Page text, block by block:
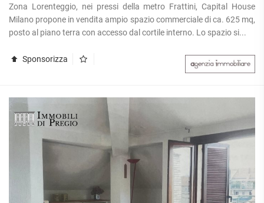
Zona Lorenteggio, nei pressi della metro Frattini, Capital House
Milano propone in vendita ampio spazio commerciale di ca. 625 mq,
posto al piano terra con accesso dal cortile interno. Lo spazio si...
Sponsorizza